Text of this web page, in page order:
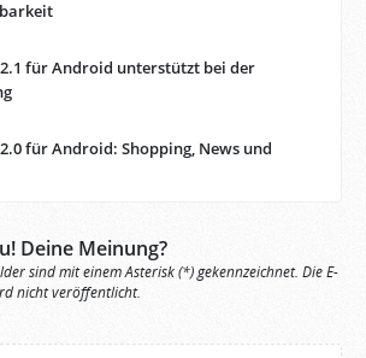
für Android unterstützt bei der
für Android: Shopping, News und
Deine Meinung?
sind mit einem Asterisk (*) gekennzeichnet. Die E-
nicht veröffentlicht.